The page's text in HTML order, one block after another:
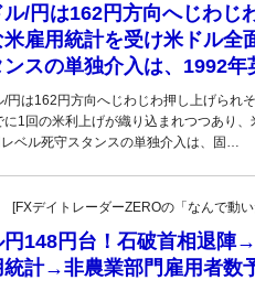
ル/円は162円方向へじわじ
米雇用統計を受け米ドル全
ンスの単独介入は、1992
/円は162円方向へじわじわ押し上げられ
に1回の米利上げが織り込まれつつあり、
ベル死守スタンスの単独介入は、固…
デイトレーダーZEROの「なんで動い
円148円台！石破首相退陣
統計→非農業部門雇用者数